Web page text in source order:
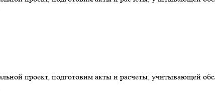
проект, подготовим акты и расчеты, учитывающей